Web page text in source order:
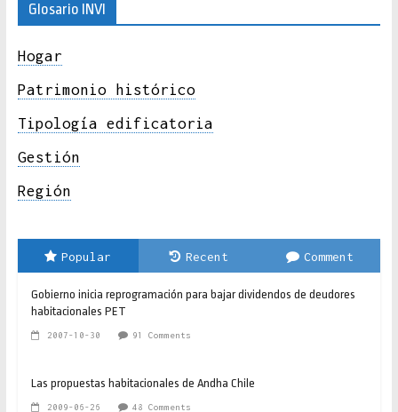
Glosario INVI
Hogar
Patrimonio histórico
Tipología edificatoria
Gestión
Región
Popular Recent Comment
Gobierno inicia reprogramación para bajar dividendos de deudores
habitacionales PET
2007-10-30 91 Comments
Las propuestas habitacionales de Andha Chile
2009-06-26 48 Comments